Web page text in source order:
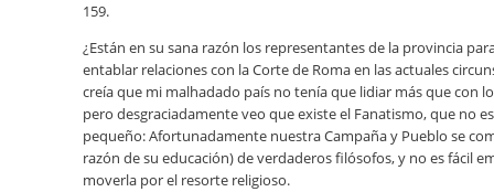
159.
¿Están en su sana razón los representantes de la provincia
entablar relaciones con la Corte de Roma en las actuales
creía que mi malhadado país no tenía que lidiar más que con
pero desgraciadamente veo que existe el Fanatismo, que no
pequeño: Afortunadamente nuestra Campaña y Pueblo se
razón de su educación) de verdaderos filósofos, y no es fácil
moverla por el resorte religioso.